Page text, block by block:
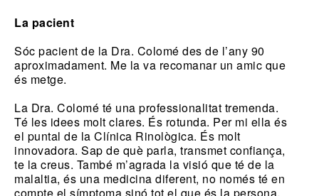
La pacient
Sóc pacient de la Dra. Colomé des de l’any 90
aproximadament. Me la va recomanar un amic que
és metge.
La Dra. Colomé té una professionalitat tremenda.
Té les idees molt clares. És rotunda. Per mi ella és
el puntal de la Clínica Rinològica. És molt
innovadora. Sap de què parla, transmet confiança,
te la creus. També m’agrada la visió que té de la
malaltia, és una medicina diferent, no només té en
compte el símptoma sinó tot el que és la persona.